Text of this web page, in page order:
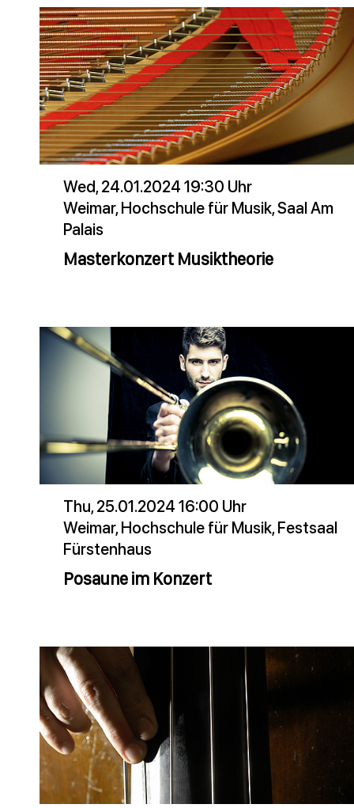
Wed, 24.01.2024 19:30 Uhr
Weimar, Hochschule für Musik, Saal Am
Palais
Masterkonzert Musiktheorie
Thu, 25.01.2024 16:00 Uhr
Weimar, Hochschule für Musik, Festsaal
Fürstenhaus
Posaune im Konzert